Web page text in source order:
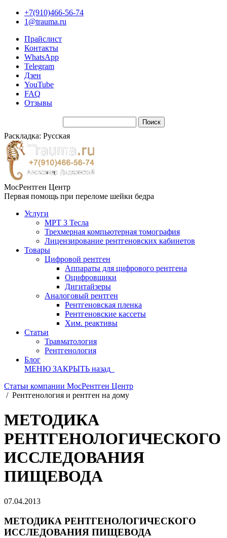
+7(910)466-56-74
1@trauma.ru
Прайслист
Контакты
WhatsApp
Telegram
Дзен
YouTube
FAQ
Отзывы
Раскладка: Русская
МосРентген Центр
Первая помощь при переломе шейки бедра
Услуги
МРТ 3 Тесла
Трехмерная компьютерная томография
Лицензирование рентгеновских кабинетов
Товары
Цифровой рентген
Аппараты для цифрового рентгена
Оцифровщики
Дигитайзеры
Аналоговый рентген
Рентгеновская пленка
Рентгеновские кассеты
Хим. реактивы
Статьи
Травматология
Рентгенология
Блог
МЕНЮ ЗАКРЫТЬ назад
Статьи компании МосРентген Центр
/ Рентгенология и рентген на дому
МЕТОДИКА
РЕНТГЕНОЛОГИЧЕСКОГО
ИССЛЕДОВАНИЯ
ПИЩЕВОДА
07.04.2013
МЕТОДИКА РЕНТГЕНОЛОГИЧЕСКОГО
ИССЛЕДОВАНИЯ ПИЩЕВОДА